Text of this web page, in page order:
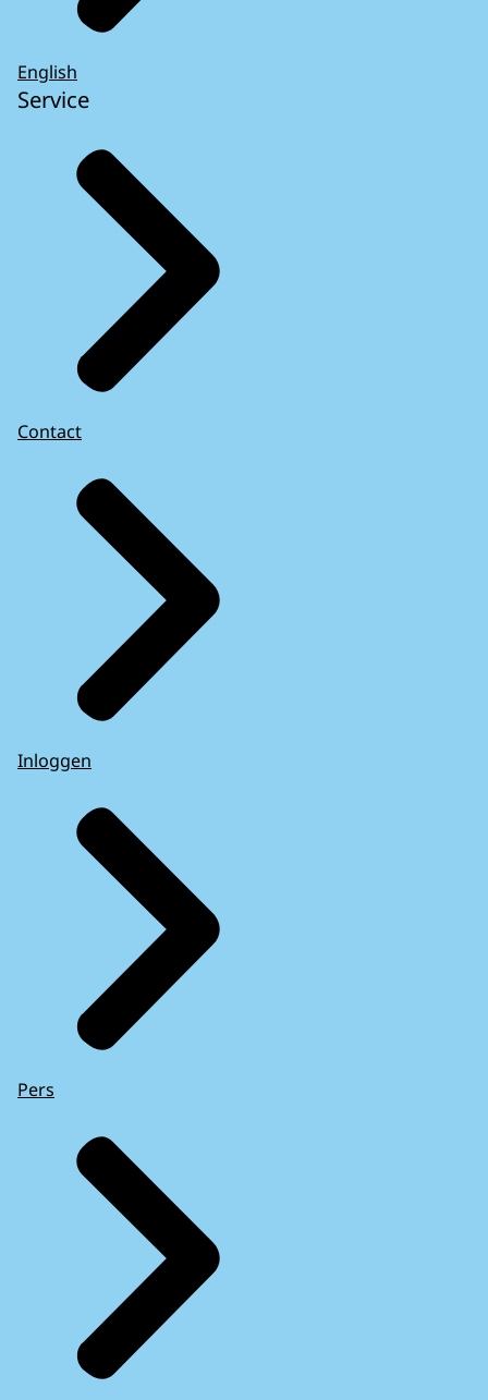
English
Service
Contact
Inloggen
Pers